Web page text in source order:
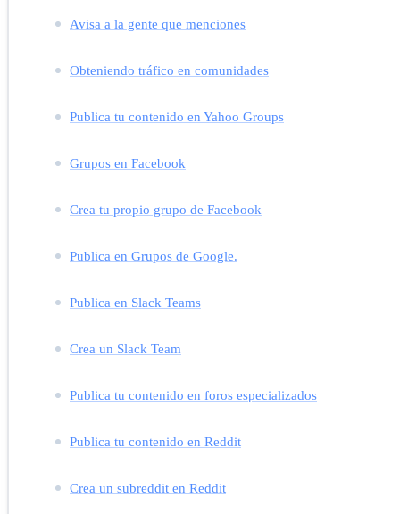
Avisa a la gente que menciones
Obteniendo tráfico en comunidades
Publica tu contenido en Yahoo Groups
Grupos en Facebook
Crea tu propio grupo de Facebook
Publica en Grupos de Google.
Publica en Slack Teams
Crea un Slack Team
Publica tu contenido en foros especializados
Publica tu contenido en Reddit
Crea un subreddit en Reddit